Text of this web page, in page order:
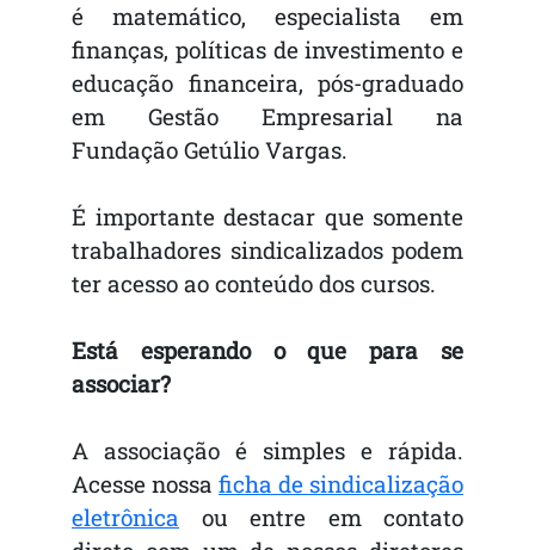
é matemático, especialista em
finanças, políticas de investimento e
educação financeira, pós-graduado
em Gestão Empresarial na
Fundação Getúlio Vargas.
É importante destacar que somente
trabalhadores sindicalizados podem
ter acesso ao conteúdo dos cursos.
Está esperando o que para se
associar?
A associação é simples e rápida.
Acesse nossa ficha de sindicalização
eletrônica ou entre em contato